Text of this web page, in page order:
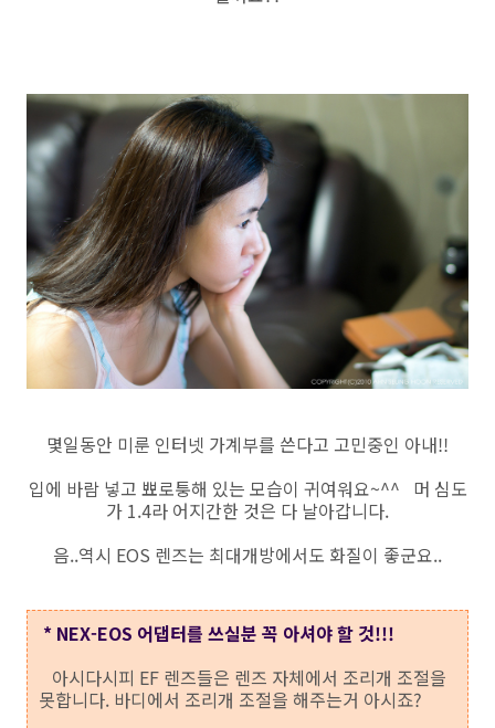
몇일동안 미룬 인터넷 가계부를 쓴다고 고민중인 아내!!
입에 바람 넣고 뾰로퉁해 있는 모습이 귀여워요~^^ 머 심도
가 1.4라 어지간한 것은 다 날아갑니다.
음..역시 EOS 렌즈는 최대개방에서도 화질이 좋군요..
* NEX-EOS 어댑터를 쓰실분 꼭 아셔야 할 것!!!
아시다시피 EF 렌즈들은 렌즈 자체에서 조리개 조절을
못합니다. 바디에서 조리개 조절을 해주는거 아시죠?